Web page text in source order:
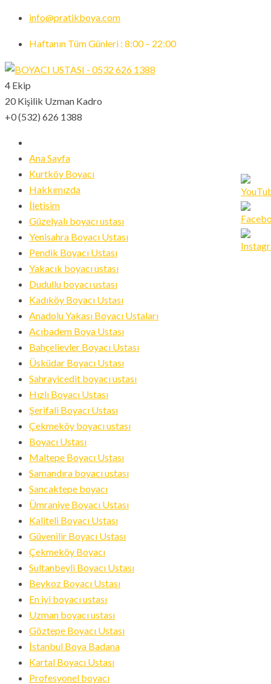
info@pratikboya.com
Haftanın Tüm Günleri : 8:00 – 22:00
4 Ekip
20 Kişilik Uzman Kadro
+0 (532) 626 1388
Ana Sayfa
Kurtköy Boyacı
Hakkımızda
İletisim
Güzelyalı boyacı ustası
Yenisahra Boyacı Ustası
Pendik Boyacı Ustası
Yakacık boyacı ustası
Dudullu boyacı ustası
Kadıköy Boyacı Ustası
Anadolu Yakası Boyacı Ustaları
Acıbadem Boya Ustası
Bahçelievler Boyacı Ustası
Üsküdar Boyacı Ustası
Sahrayicedit boyacı ustası
Hızlı Boyacı Ustası
Şerifali Boyacı Ustası
Çekmeköy boyacı ustası
Boyacı Ustası
Maltepe Boyacı Ustası
Samandıra boyacı ustası
Sancaktepe boyacı
Ümraniye Boyacı Ustası
Kaliteli Boyacı Ustası
Güvenilir Boyacı Ustası
Çekmeköy Boyacı
Sultanbeyli Boyacı Ustası
Beykoz Boyacı Ustası
En iyi boyacı ustası
Uzman boyacı ustası
Göztepe Boyacı Ustası
İstanbul Boya Badana
Kartal Boyacı Ustası
Profesyonel boyacı
Set